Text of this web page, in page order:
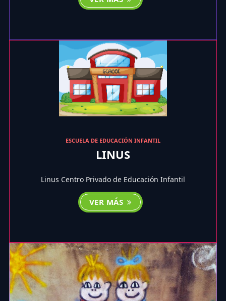
ESCUELA DE EDUCACIÓN INFANTIL
LINUS
Linus Centro Privado de Educación Infantil
VER MÁS